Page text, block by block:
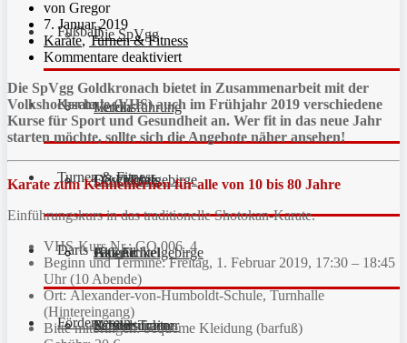
Die SpVgg
Vereinsführung
Geschichte
Fan-Artikel
Partner
Hefdla
Downloads
Galerie
Fußball
FC Fichtelgebirge
JFG Fichtelgebirge
Schiedsrichter
Karate
Aktuell
Unsere Trainer
Turnen & Fitness
Kinderturnen
Darts
Förderverein
von Gregor
7. Januar 2019
Karate,Turnen & Fitness
Kommentare deaktiviert
Die SpVgg Goldkronach bietet in Zusammenarbeit mit der
Volkshochschule (VHS) auch im Frühjahr 2019 verschiedene
Kurse für Sport und Gesundheit an. Wer fit in das neue Jahr
starten möchte, sollte sich die Angebote näher ansehen!
Karate zum Kennenlernen für alle von 10 bis 80 Jahre
Einführungskurs in das traditionelle Shotokan-Karate.
VHS-Kurs Nr.: GO 006_4
Beginn und Termine: Freitag, 1. Februar 2019, 17:30 – 18:45
Uhr (10 Abende)
Ort: Alexander-von-Humboldt-Schule, Turnhalle
(Hintereingang)
Bitte mitbringen: bequeme Kleidung (barfuß)